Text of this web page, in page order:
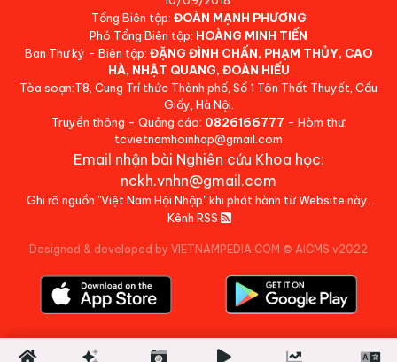
Tổng Biên tập: ĐOÀN MẠNH PHƯƠNG
Phó Tổng Biên tập: HOÀNG MINH TIẾN
Ban Thư ký - Biên tập: ĐẶNG ĐÌNH CHẤN, PHẠM THỦY, CAO
HÀ, NHẬT QUANG, ĐOÀN HIẾU
Tòa soạn:T8, Cung Trí thức Thành phố, Số 1 Tôn Thất Thuyết, Cầu
Giấy, Hà Nội.
Truyền thông - Quảng cáo: 0826166777 - Hòm thư:
tcvietnamhoinhap@gmail.com
Email nhận bài Nghiên cứu Khoa học:
nckh.vnhn@gmail.com
Ghi rõ nguồn "Việt Nam Hội Nhập" khi phát hành từ Website này.
Kênh RSS
Designed & developed by VIETNAMPEDIA.COM © AICMS v2022